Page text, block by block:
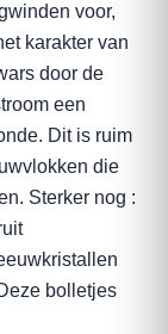
voor,
karakter van
door de
een
Dit is ruim
die
Sterker nog :
bolletjes